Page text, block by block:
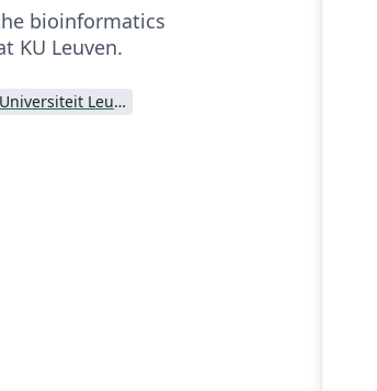
bioinformatics
KU Leuven.
Katholieke Universiteit Leuven (KU Leuven)